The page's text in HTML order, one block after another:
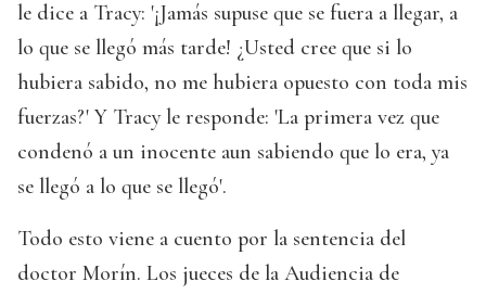
le dice a Tracy: '¡Jamás supuse que se fuera a llegar, a
lo que se llegó más tarde! ¿Usted cree que si lo
hubiera sabido, no me hubiera opuesto con toda mis
fuerzas?' Y Tracy le responde: 'La primera vez que
condenó a un inocente aun sabiendo que lo era, ya
se llegó a lo que se llegó'.
Todo esto viene a cuento por la sentencia del
doctor Morín. Los jueces de la Audiencia de